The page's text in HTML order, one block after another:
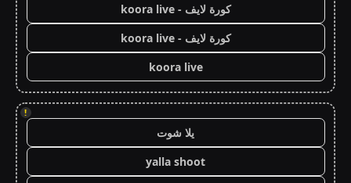
كورة لايف - koora live
كورة لايف - koora live
koora live
!
يلا شوت
yalla shoot